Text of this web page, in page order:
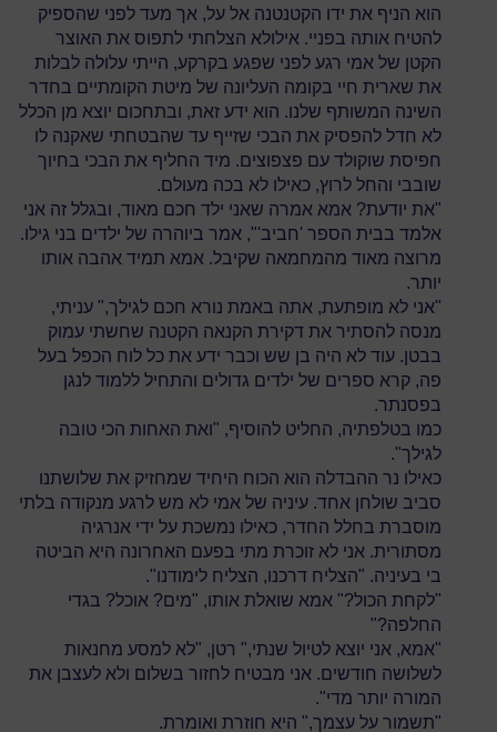
הוא הניף את ידו הקטנטנה אל על, אך מעד לפני שהספיק
להטיח אותה בפניי. אילולא הצלחתי לתפוס את האוצר
הקטן של אמי רגע לפני שפגע בקרקע, הייתי עלולה לבלות
את שארית חיי בקומה העליונה של מיטת הקומתיים בחדר
השינה המשותף שלנו. הוא ידע זאת, ובתחכום יוצא מן הכלל
לא חדל להפסיק את הבכי שזייף עד שהבטחתי שאקנה לו
חפיסת שוקולד עם פצפוצים. מיד החליף את הבכי בחיוך
שובבי והחל לרוץ, כאילו לא בכה מעולם.
"את יודעת? אמא אמרה שאני ילד חכם מאוד, ובגלל זה אני
אלמד בבית הספר 'חביב'", אמר ביוהרה של ילדים בני גילו.
מרוצה מאוד מהמחמאה שקיבל. אמא תמיד אהבה אותו
יותר.
"אני לא מופתעת, אתה באמת נורא חכם לגילך," עניתי,
מנסה להסתיר את דקירת הקנאה הקטנה שחשתי עמוק
בבטן. עוד לא היה בן שש וכבר ידע את כל לוח הכפל בעל
פה, קרא ספרים של ילדים גדולים והתחיל ללמוד לנגן
בפסנתר.
כמו בטלפתיה, החליט להוסיף, "ואת האחות הכי טובה
לגילך".
כאילו נר ההבדלה הוא הכוח היחיד שמחזיק את שלושתנו
סביב שולחן אחד. עיניה של אמי לא מש לרגע מנקודה בלתי
מוסברת בחלל החדר, כאילו נמשכת על ידי אנרגיה
מסתורית. אני לא זוכרת מתי בפעם האחרונה היא הביטה
בי בעיניה. "הצליח דרכנו, הצליח לימודנו".
"לקחת הכול?" אמא שואלת אותו, "מים? אוכל? בגדי
החלפה?"
"אמא, אני יוצא לטיול שנתי," רטן, "לא למסע מחנאות
לשלושה חודשים. אני מבטיח לחזור בשלום ולא לעצבן את
המורה יותר מדי".
"תשמור על עצמך," היא חוזרת ואומרת.